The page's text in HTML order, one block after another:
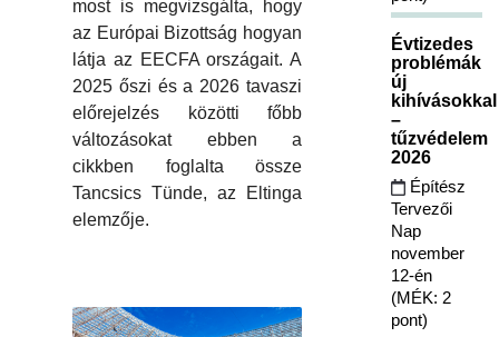
most is megvizsgálta, hogy
az Európai Bizottság hogyan
látja az EECFA országait. A
2025 őszi és a 2026 tavaszi
előrejelzés közötti főbb
változásokat ebben a
cikkben foglalta össze
Tancsics Tünde, az Eltinga
elemzője.
Évtizedes
problémák
új
kihívásokkal
–
tűzvédelem
2026
Építész
Tervezői
Nap
november
12-én
(MÉK: 2
pont)